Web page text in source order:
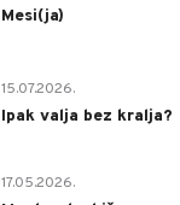
Mesi(ja)
15.07.2026.
Ipak valja bez kralja?
17.05.2026.